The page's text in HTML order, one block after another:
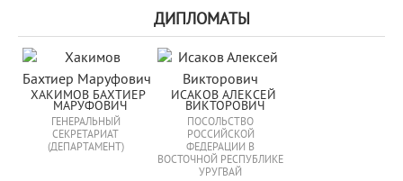
ДИПЛОМАТЫ
ХАКИМОВ БАХТИЕР
МАРУФОВИЧ
ГЕНЕРАЛЬНЫЙ
СЕКРЕТАРИАТ
(ДЕПАРТАМЕНТ)
ИСАКОВ АЛЕКСЕЙ
ВИКТОРОВИЧ
ПОСОЛЬСТВО
РОССИЙСКОЙ
ФЕДЕРАЦИИ В
ВОСТОЧНОЙ РЕСПУБЛИКЕ
УРУГВАЙ